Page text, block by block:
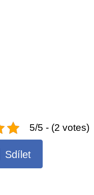
5/5 - (2 votes)
Sdílet